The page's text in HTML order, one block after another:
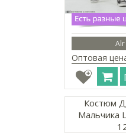
Alr
Оптовая
Костюм
Мальчика